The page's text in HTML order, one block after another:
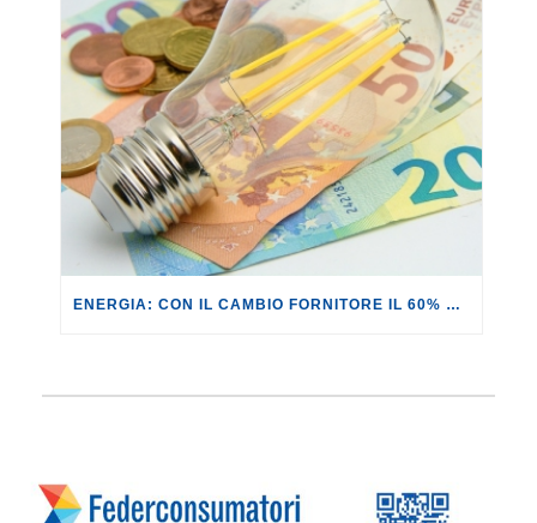
ENERGIA: CON IL CAMBIO FORNITORE IL 60% DEI CONTRATTI ANALIZZATI NON PORTA REALI VANTAGGI.